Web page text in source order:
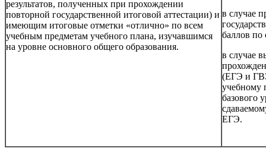
результатов, полученных при прохождении
повторной государственной итоговой аттестации) и
имеющим итоговые отметки «отлично» по всем
учебным предметам учебного плана, изучавшимся
на уровне основного общего образования.
в случае
баллов по
в случае
(ЕГЭ и
учебному
базового
ЕГЭ.